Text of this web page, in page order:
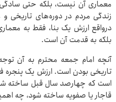
معماری آن نیست، بلکه حتی
زندگی مردم در دوره‌های تاریخی
درواقع ارزش یک بنا، فقط به
بلکه به قدمت آن است.
آنچه امام جمعه محترم به آن
تاریخی بودن است. ارزش یک پنجره
است که چهارصد سال قبل ساخته
قاجار یا صفویه ساخته شود، چه